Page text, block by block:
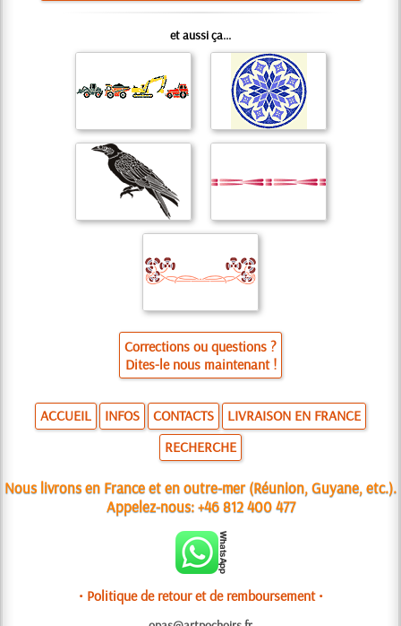
et aussi ça...
Corrections ou questions ?
Dites-le nous maintenant !
ACCUEIL INFOS CONTACTS
LIVRAISON EN FRANCE
RECHERCHE
Nous livrons en France et en outre-mer (Réunion, Guyane, etc.).
Appelez-nous:+46 812 400 477
• Politique de retour et de remboursement •